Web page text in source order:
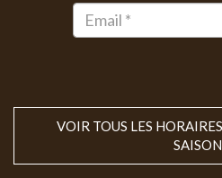
VOIR TOUS LES